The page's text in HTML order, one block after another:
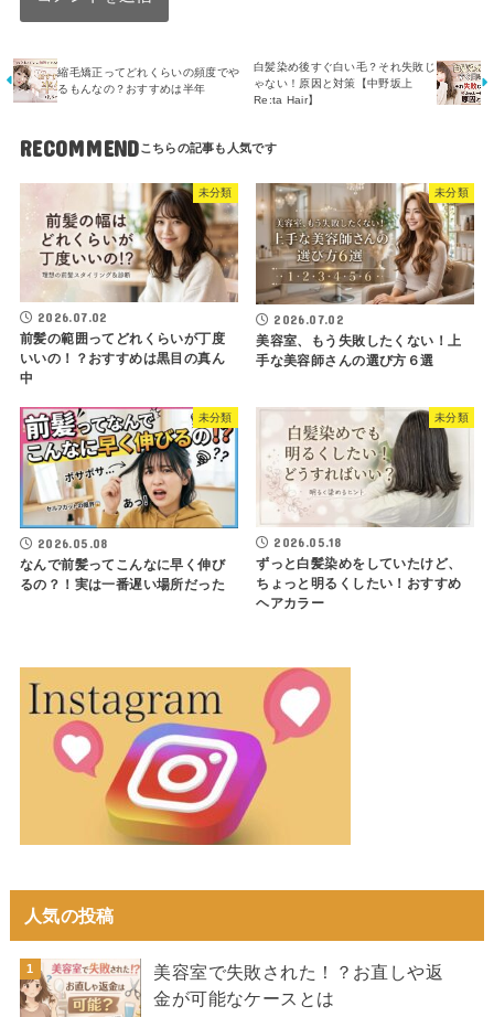
縮毛矯正ってどれくらいの頻度でや
るもんなの？おすすめは半年
白髪染め後すぐ白い毛？それ失敗じ
ゃない！原因と対策【中野坂上
Re:ta Hair】
RECOMMEND
未分類
2026.07.02
前髪の範囲ってどれくらいが丁度
いいの！？おすすめは黒目の真ん
中
未分類
2026.07.02
美容室、もう失敗したくない！上
手な美容師さんの選び方６選
未分類
2026.05.08
なんで前髪ってこんなに早く伸び
るの？！実は一番遅い場所だった
未分類
2026.05.18
ずっと白髪染めをしていたけど、
ちょっと明るくしたい！おすすめ
ヘアカラー
人気の投稿
美容室で失敗された！？お直しや返
金が可能なケースとは